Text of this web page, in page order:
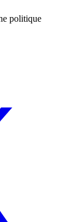
politique